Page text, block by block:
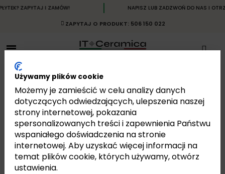
ZAPYTAJ I ZAMÓW! NAPISZ LUB ZADZWOŃ DO NAS I
ZAPYTAJ O PRODUKT: 506 150 022
SCHEGGE
Strona główna Płytki Płytki Włoskie Płytki Fioranese
Używamy plików cookie
Możemy je zamieścić w celu analizy danych
dotyczących odwiedzających, ulepszenia naszej
strony internetowej, pokazania
spersonalizowanych treści i zapewnienia Państwu
wspaniałego doświadczenia na stronie
internetowej. Aby uzyskać więcej informacji na
temat plików cookie, których używamy, otwórz
ustawienia.